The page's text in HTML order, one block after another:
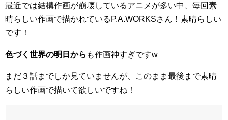
最近では結構作画が崩壊しているアニメが多い中、毎回素
晴らしい作画で描かれているP.A.WORKSさん！素晴らしい
です！
色づく世界の明日から も作画神すぎですw
まだ３話までしか見ていませんが、このまま最後まで素晴
らしい作画で描いて欲しいですね！